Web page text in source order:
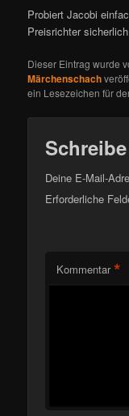
Probiert Jacobi
Preisrichter
Dieser Eintrag wurde
Märchenschach
ein Lesezeichen für
Deine E-Mail-
Erforderliche
Kommentar *